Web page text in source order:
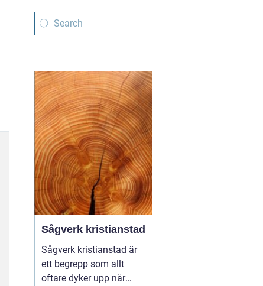
Sågverk kristianstad
Sågverk kristianstad är
ett begrepp som allt
oftare dyker upp när